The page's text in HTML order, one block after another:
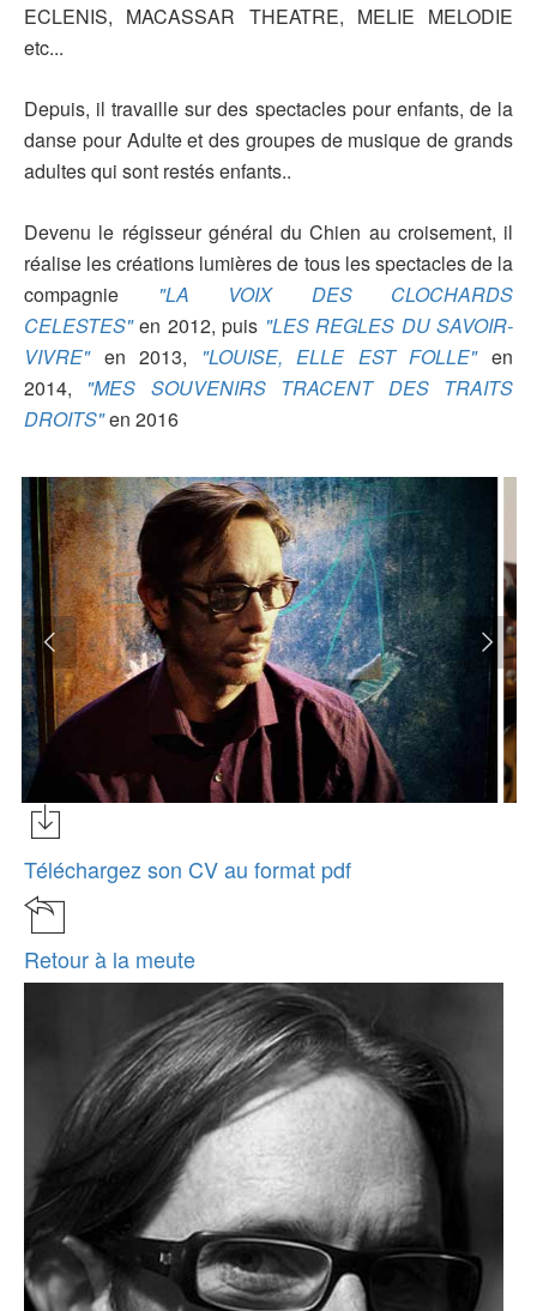
ECLENIS, MACASSAR THEATRE, MELIE MELODIE
etc...
Depuis, il travaille sur des spectacles pour enfants, de la
danse pour Adulte et des groupes de musique de grands
adultes qui sont restés enfants..
Devenu le régisseur général du Chien au croisement, il
réalise les créations lumières de tous les spectacles de la
compagnie
"LA VOIX DES CLOCHARDS
CELESTES"en 2012, puis "LES REGLES DU SAVOIR-
VIVRE" en 2013, "LOUISE, ELLE EST FOLLE"en
2014, "MES SOUVENIRS TRACENT DES TRAITS
DROITS"en 2016
Téléchargez son CV au format pdf
Retour à la meute